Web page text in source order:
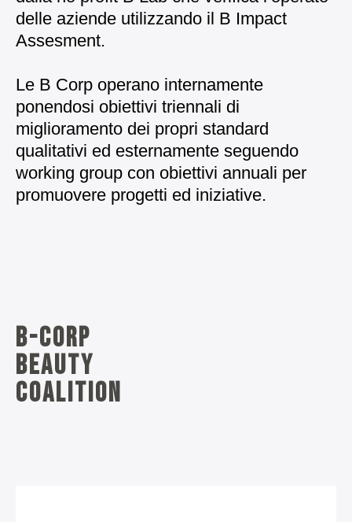
delle aziende utilizzando il B Impact
Assesment.
Le B Corp operano internamente
ponendosi obiettivi triennali di
miglioramento dei propri standard
qualitativi ed esternamente seguendo
working group con obiettivi annuali per
promuovere progetti ed iniziative.
B-corp
beauty
coalition